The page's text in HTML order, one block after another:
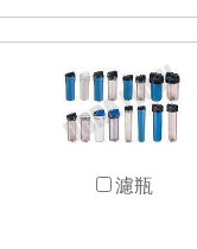
濾瓶